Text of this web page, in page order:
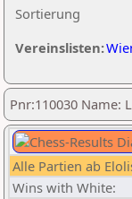
Sortierung
Vereinslisten:
Pnr:110030 Name:
Alle Partien ab
Wins with White: